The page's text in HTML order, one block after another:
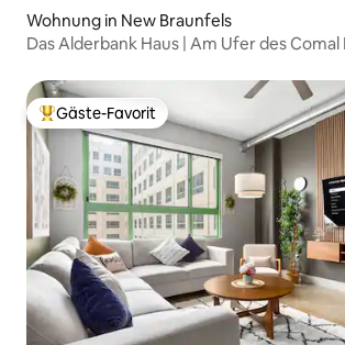
Wohnung in New Braunfels
Das Alderbank Haus | Am Ufer des Comal
Beliebter Gäste-Favorit.
Gäste-Favorit